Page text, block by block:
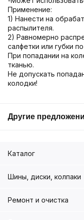
Применение:
1) Нанести на
распылителя.
2) Равномерно
салфетки или губки
При попадании на
тканью.
Не допускать
колодки!
Другие
Каталог
Шины, диски, колпаки
Ремонт и очистка